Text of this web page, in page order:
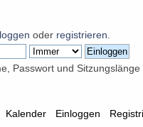
oder registrieren
Passwort und Sitzungslänge
Kalender Einloggen